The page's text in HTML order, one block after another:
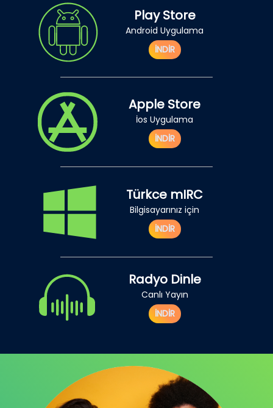
Play Store
Android Uygulama
İNDİR
Apple Store
İos Uygulama
İNDİR
Türkce mIRC
Bilgisayarınız için
İNDİR
Radyo Dinle
Canlı Yayın
İNDİR